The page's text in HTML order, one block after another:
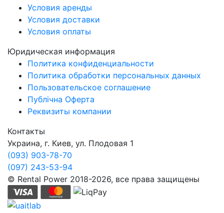
Условия аренды
Условия доставки
Условия оплаты
Юридическая информация
Политика конфиденциальности
Политика обработки персональных данных
Пользовательское соглашение
Публічна Оферта
Реквизиты компании
Контакты
Украина, г. Киев, ул. Плодовая 1
(093) 903-78-70
(097) 243-53-94
© Rental Power 2018-2026, все права защищены